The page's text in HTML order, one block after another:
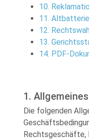
10.
11.
12.
13.
14. PDF-
1.
Die folgenden
Rechtsgeschäfte,